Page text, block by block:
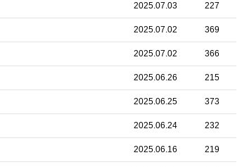
2025.07.03 227
2025.07.02 369
2025.07.02 366
2025.06.26 215
2025.06.25 373
2025.06.24 232
2025.06.16 219